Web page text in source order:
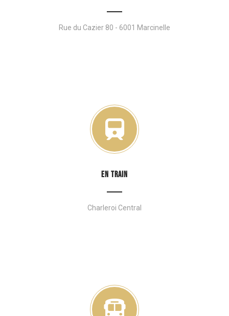
Rue du Cazier 80 - 6001 Marcinelle
EN TRAIN
Charleroi Central